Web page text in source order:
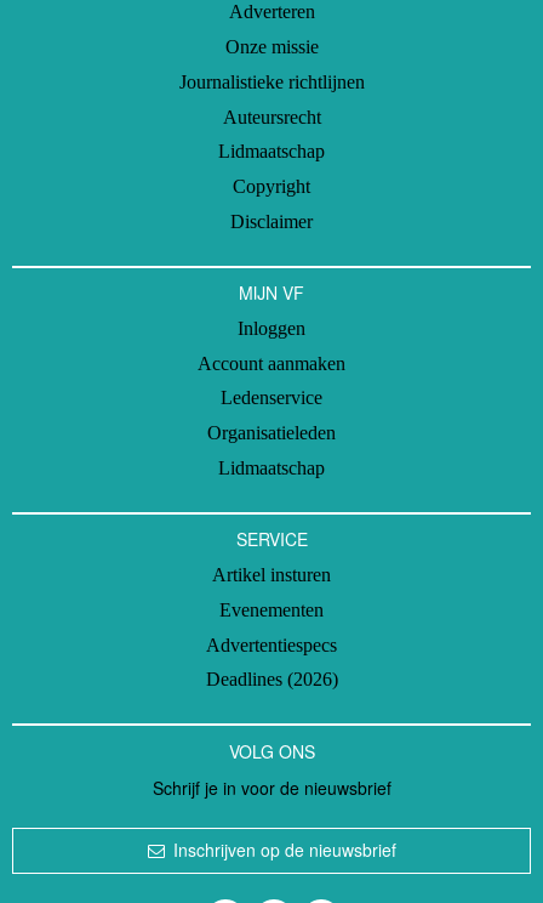
Adverteren
Onze missie
Journalistieke richtlijnen
Auteursrecht
Lidmaatschap
Copyright
Disclaimer
MIJN VF
Inloggen
Account aanmaken
Ledenservice
Organisatieleden
Lidmaatschap
SERVICE
Artikel insturen
Evenementen
Advertentiespecs
Deadlines (2026)
VOLG ONS
Schrijf je in voor de nieuwsbrief
Inschrijven op de nieuwsbrief